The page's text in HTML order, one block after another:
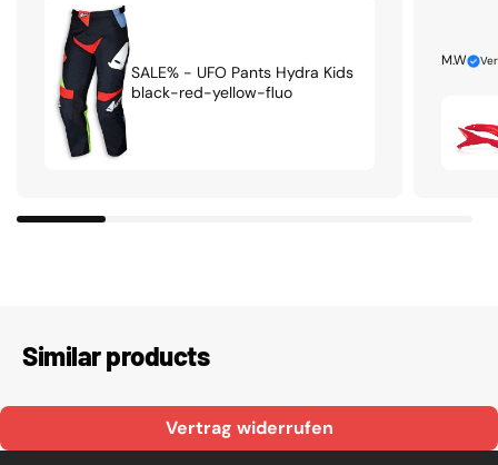
SALE% - UFO Pants Hydra Kids
black-red-yellow-fluo
M.W
Similar products
Vertrag widerrufen